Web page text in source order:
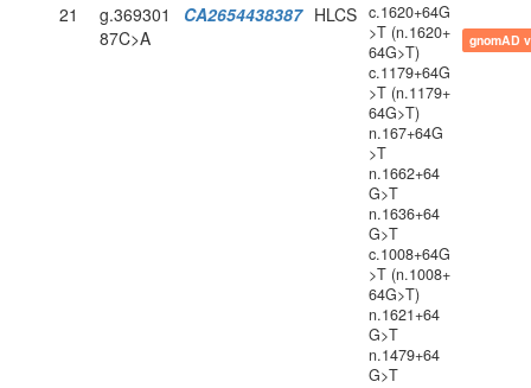
21
g.369301
87C>A
CA2654438387 HLCS c.1620+64G
>T (n.1620+
64G>T)
c.1179+64G
>T (n.1179+
64G>T)
n.167+64G
>T
n.1662+64
G>T
n.1636+64
G>T
c.1008+64G
>T (n.1008+
64G>T)
n.1621+64
G>T
n.1479+64
G>T
gnomAD